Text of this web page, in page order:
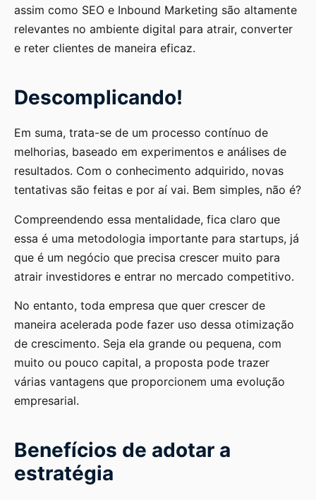
assim como SEO e Inbound Marketing são altamente
relevantes no ambiente digital para atrair, converter
e reter clientes de maneira eficaz.
Descomplicando!
Em suma, trata-se de um processo contínuo de
melhorias, baseado em experimentos e análises de
resultados. Com o conhecimento adquirido, novas
tentativas são feitas e por aí vai. Bem simples, não é?
Compreendendo essa mentalidade, fica claro que
essa é uma metodologia importante para startups, já
que é um negócio que precisa crescer muito para
atrair investidores e entrar no mercado competitivo.
No entanto, toda empresa que quer crescer de
maneira acelerada pode fazer uso dessa otimização
de crescimento. Seja ela grande ou pequena, com
muito ou pouco capital, a proposta pode trazer
várias vantagens que proporcionem uma evolução
empresarial.
Benefícios de adotar a
estratégia